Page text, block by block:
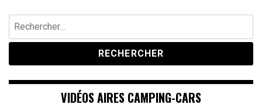
Rechercher :
VIDÉOS AIRES CAMPING-CARS